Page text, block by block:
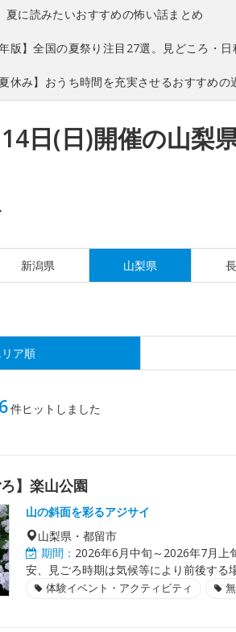
夏に読みたいおすすめの怖い話まとめ
年版】全国の夏祭り注目27選。見どころ・日
夏休み】おうち時間を充実させるおすすめの
日(日)開催の山梨
新潟県 山梨県
ア順
件ヒットしました
】楽山公園
山の斜面を彩るアジサイ
山梨県・都留市
期間： 2026年6月中旬～2026年7月
安、見ごろ時期は気候等により前後する
体験イベント・アクティビティ